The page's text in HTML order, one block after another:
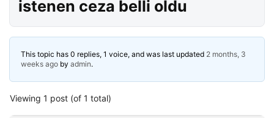
istenen ceza belli oldu
This topic has 0 replies, 1 voice, and was last updated 2 months, 3
weeks ago by admin.
Viewing 1 post (of 1 total)